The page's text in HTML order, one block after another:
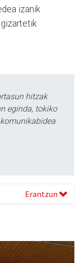
izanik
gizartetik
hitzak
eginda, tokiko
Erantzun